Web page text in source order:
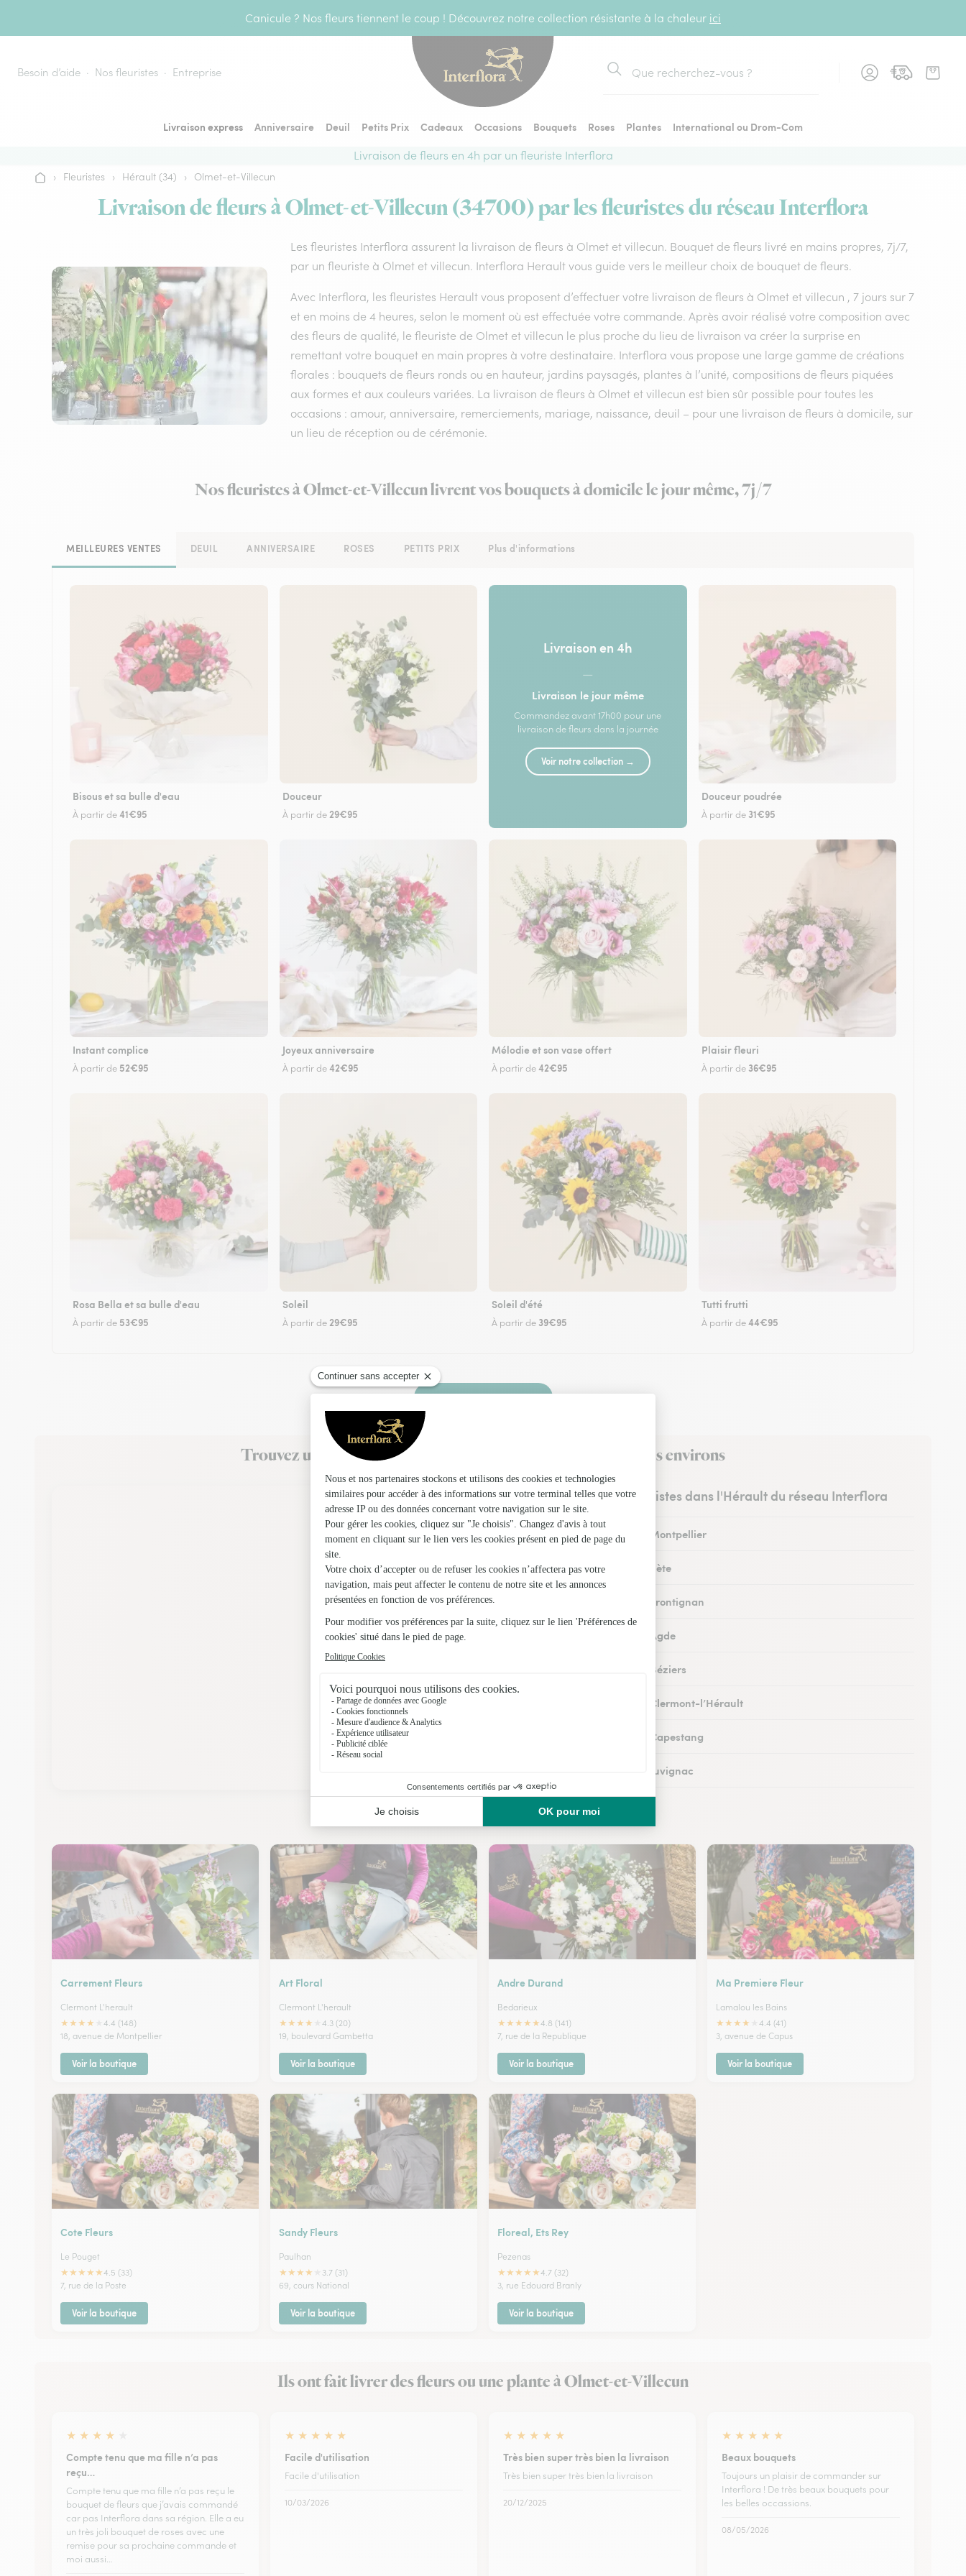
Canicule ? Nos fleurs tiennent le coup ! Découvrez notre collection résistante à la chaleur ici
Besoin d’aide Nos fleuristes Entreprise
Rechercher
Livraison express Anniversaire Deuil Petits Prix Cadeaux Occasions Bouquets Roses Plantes
International ou Drom-Com
Livraison de fleurs en 4h par un fleuriste Interflora
Accueil
› Fleuristes › Hérault (34) › Olmet-et-Villecun
Livraison de fleurs à Olmet-et-Villecun (34700) par les fleuristes du réseau Interflora
Les fleuristes Interflora assurent la livraison de fleurs à Olmet et villecun. Bouquet de fleurs livré en mains propres, 7j/7,
par un fleuriste à Olmet et villecun. Interflora Herault vous guide vers le meilleur choix de bouquet de fleurs.
Avec Interflora, les fleuristes Herault vous proposent d’effectuer votre livraison de fleurs à Olmet et villecun , 7 jours sur 7
et en moins de 4 heures, selon le moment où est effectuée votre commande. Après avoir réalisé votre composition avec
des fleurs de qualité, le fleuriste de Olmet et villecun le plus proche du lieu de livraison va créer la surprise en
remettant votre bouquet en main propres à votre destinataire. Interflora vous propose une large gamme de créations
florales : bouquets de fleurs ronds ou en hauteur, jardins paysagés, plantes à l’unité, compositions de fleurs piquées
aux formes et aux couleurs variées. La livraison de fleurs à Olmet et villecun est bien sûr possible pour toutes les
occasions : amour, anniversaire, remerciements, mariage, naissance, deuil – pour une livraison de fleurs à domicile, sur
un lieu de réception ou de cérémonie.
Nos fleuristes à Olmet-et-Villecun livrent vos bouquets à domicile le jour même, 7j/7
MEILLEURES VENTES DEUIL ANNIVERSAIRE ROSES PETITS PRIX Plus d'informations
Bisous et sa bulle d'eau
À partir de41€95
Douceur
À partir de 29€95
Livraison en 4h
—
Livraison le jour même
Commandez avant 17h00 pour une
livraison de fleurs dans la journée
Voir notre collection →
Douceur poudrée
À partir de 31€95
Instant complice
À partir de 52€95
Joyeux anniversaire
À partir de42€95
Mélodie et son vase offert
À partir de42€95
Plaisir fleuri
À partir de 36€95
Rosa Bella et sa bulle d'eau
À partir de 53€95
Soleil
À partir de 29€95
Soleil d'été
À partir de 39€95
Tutti frutti
À partir de44€95
Faire livrer des fleurs
Trouvez un fleuriste Interflora à Olmet-et-Villecun et dans ses environs
Les fleuristes dans l'Hérault du réseau Interflora
Fleuristes à Montpellier
Fleuristes à Sète
Fleuristes à Frontignan
Fleuristes à Agde
Fleuristes à Béziers
Fleuristes à Clermont-l’Hérault
Fleuristes à Capestang
Fleuristes à Juvignac
Nos fleuristes à Olmet-et-Villecun
Carrement Fleurs
Clermont L'herault
★★★★
4.4 (148)
18, avenue de Montpellier
Voir la boutique
Art Floral
Clermont L'herault
★★★★
4.3 (20)
19, boulevard Gambetta
Voir la boutique
Andre Durand
Bedarieux
★★★★★4.8 (141)
7, rue de la Republique
Voir la boutique
Ma Premiere Fleur
Lamalou les Bains
★★★★
4.4 (41)
3, avenue de Capus
Voir la boutique
Cote Fleurs
Le Pouget
★★★★★4.5 (33)
7, rue de la Poste
Voir la boutique
Sandy Fleurs
Paulhan
★★★★
3.7 (31)
69, cours National
Voir la boutique
Floreal, Ets Rey
Pezenas
★★★★★4.7 (32)
3, rue Edouard Branly
Voir la boutique
Ils ont fait livrer des fleurs ou une plante à Olmet-et-Villecun
★ ★ ★ ★
Compte tenu que ma fille n’a pas
reçu…
Compte tenu que ma fille n’a pas reçu le
bouquet de fleurs que j’avais commandé
car pas Interflora dans sa région. Elle a eu
un très joli bouquet de roses avec une
remise pour sa prochaine commande et
moi aussi…
★ ★ ★ ★ ★
Facile d'utilisation
Facile d'utilisation
10/03/2026
★ ★ ★ ★ ★
Très bien super très bien la livraison
Très bien super très bien la livraison
20/12/2025
★ ★ ★ ★ ★
Beaux bouquets
Toujours un plaisir de commander sur
Interflora ! De très beaux bouquets pour
les belles occassions.
08/05/2026